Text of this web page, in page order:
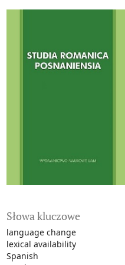
Słowa kluczowe
language change
lexical availability
Spanish